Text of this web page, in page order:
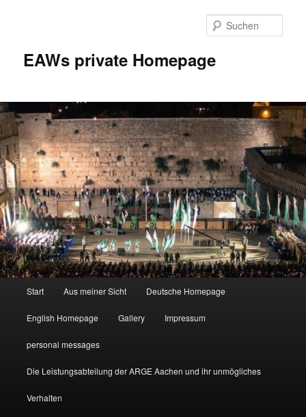
EAWs private Homepage
Start Aus meiner Sicht Deutsche Homepage
English Homepage Gallery Impressum
personal messages
Die Leistungsabteilung der ARGE Aachen und ihr unmögliches
Verhalten